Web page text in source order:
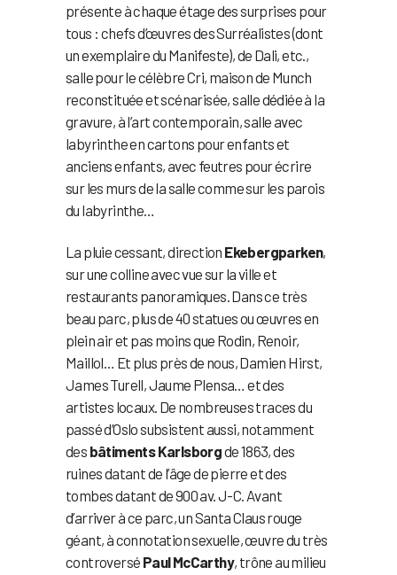
présente à chaque étage des surprises pour
tous : chefs d’œuvres des Surréalistes (dont
un exemplaire du Manifeste), de Dali, etc.,
salle pour le célèbre Cri, maison de Munch
reconstituée et scénarisée, salle dédiée à la
gravure, à l’art contemporain, salle avec
labyrinthe en cartons pour enfants et
anciens enfants, avec feutres pour écrire
sur les murs de la salle comme sur les parois
du labyrinthe…
La pluie cessant, direction Ekebergparken,
sur une colline avec vue sur la ville et
restaurants panoramiques. Dans ce très
beau parc, plus de 40 statues ou œuvres en
plein air et pas moins que Rodin, Renoir,
Maillol… Et plus près de nous, Damien Hirst,
James Turell, Jaume Plensa… et des
artistes locaux. De nombreuses traces du
passé d’Oslo subsistent aussi, notamment
des bâtiments Karlsborgde 1863, des
ruines datant de l’âge de pierre et des
tombes datant de 900 av. J-C. Avant
d’arriver à ce parc, un Santa Claus rouge
géant, à connotation sexuelle, œuvre du très
controversé Paul McCarthy, trône au milieu